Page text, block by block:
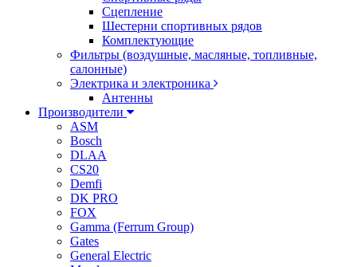
Сцепление
Шестерни спортивных рядов
Комплектующие
Фильтры (воздушные, масляные, топливные,
салонные)
Электрика и электроника
Антенны
Производители
ASM
Bosch
DLAA
CS20
Demfi
DK PRO
FOX
Gamma (Ferrum Group)
Gates
General Electric